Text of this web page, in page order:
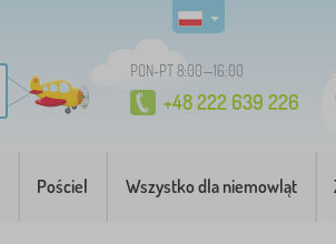
PON-PT 8:00—16:00
+48 222 639 226
Pościel Wszystko dla niemowląt